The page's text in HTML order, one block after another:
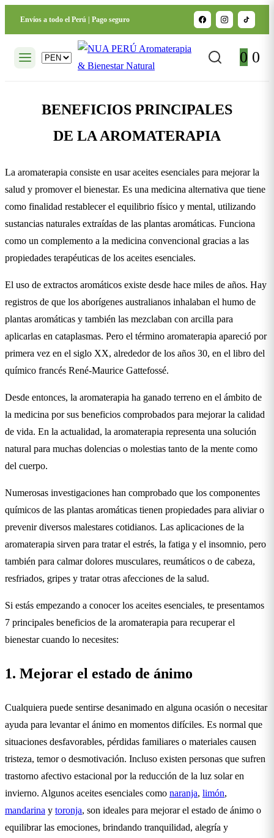
Envíos a todo el Perú | Pago seguro
0 0
BENEFICIOS PRINCIPALES
DE LA AROMATERAPIA
La aromaterapia consiste en usar aceites esenciales para mejorar la
salud y promover el bienestar. Es una medicina alternativa que tiene
como finalidad restablecer el equilibrio físico y mental, utilizando
sustancias naturales extraídas de las plantas aromáticas. Funciona
como un complemento a la medicina convencional gracias a las
propiedades terapéuticas de los aceites esenciales.
El uso de extractos aromáticos existe desde hace miles de años. Hay
registros de que los aborígenes australianos inhalaban el humo de
plantas aromáticas y también las mezclaban con arcilla para
aplicarlas en cataplasmas. Pero el término aromaterapia apareció por
primera vez en el siglo XX, alrededor de los años 30, en el libro del
químico francés René-Maurice Gattefossé.
Desde entonces, la aromaterapia ha ganado terreno en el ámbito de
la medicina por sus beneficios comprobados para mejorar la calidad
de vida. En la actualidad, la aromaterapia representa una solución
natural para muchas dolencias o molestias tanto de la mente como
del cuerpo.
Numerosas investigaciones han comprobado que los componentes
químicos de las plantas aromáticas tienen propiedades para aliviar o
prevenir diversos malestares cotidianos. Las aplicaciones de la
aromaterapia sirven para tratar el estrés, la fatiga y el insomnio, pero
también para calmar dolores musculares, reumáticos o de cabeza,
resfriados, gripes y tratar otras afecciones de la salud.
Si estás empezando a conocer los aceites esenciales, te presentamos
7 principales beneficios de la aromaterapia para recuperar el
bienestar cuando lo necesites:
1. Mejorar el estado de ánimo
Cualquiera puede sentirse desanimado en alguna ocasión o necesitar
ayuda para levantar el ánimo en momentos difíciles. Es normal que
situaciones desfavorables, pérdidas familiares o materiales causen
tristeza, temor o desmotivación. Incluso existen personas que sufren
trastorno afectivo estacional por la reducción de la luz solar en
invierno. Algunos aceites esenciales como naranja, limón,
mandarina y toronja, son ideales para mejorar el estado de ánimo o
equilibrar las emociones, brindando tranquilidad, alegría y